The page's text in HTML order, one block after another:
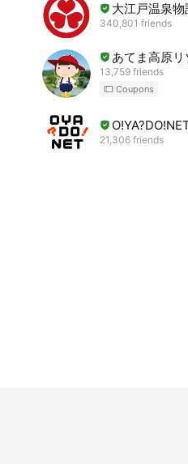
大江戸温泉物
340,801 friends
あてま高原
13,759 friends
Coupons
21,306 friends